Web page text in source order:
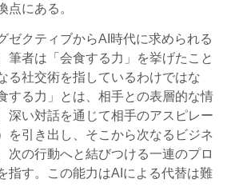
点にある。
クティブからAI時代に求められる
筆者は「会食する力」を挙げたこと
る社交術を指しているわけではな
する力」とは、相手との表層的な情
深い対話を通じて相手のアスピレー
を引き出し、そこから次なるビジネ
次の行動へと結びつける一連のプロ
指す。この能力はAIによる代替は難